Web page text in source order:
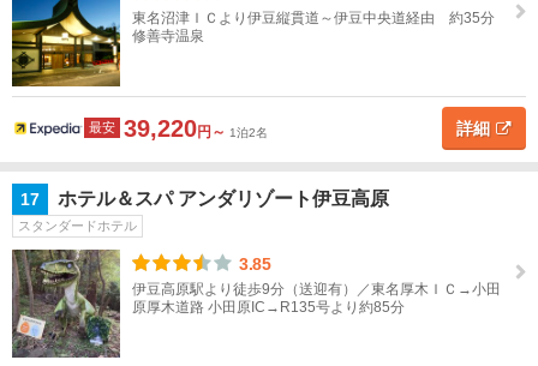
東名沼津ＩＣより伊豆縦貫道～伊豆中央道経由 約35分
修善寺温泉
最安 39,220円～ 1泊2名 詳細
17 ホテル＆スパ アンダリゾート伊豆高原
スタンダードホテル
3.85
伊豆高原駅より徒歩9分（送迎有）／東名厚木ＩＣ→小田
原厚木道路 小田原IC→R135号より約85分